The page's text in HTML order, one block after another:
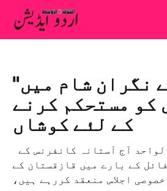
"آستانہ” کے نگران شام میں
کو مستحکم کرنے
کے لئے کوشاں
کے بارے میں قازقستان کے
اجلاس منعقد کررہے ہیں،